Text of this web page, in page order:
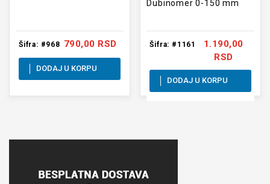
Šifra: #968 790,00 RSD
DODAJ U KORPU
Dubinomer 0-150 mm
Šifra: #1161
1.190,00
RSD
DODAJ U KORPU